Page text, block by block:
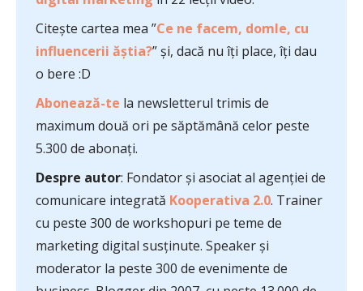
Citește cartea mea ”Ce ne facem, domle, cu
influencerii ăștia?” și, dacă nu îți place, îți dau
o bere :D
Abonează-te la newsletterul trimis de
maximum două ori pe săptămână celor peste
5.300 de abonați.
Despre autor: Fondator și asociat al agenției de
comunicare integrată Kooperativa 2.0. Trainer
cu peste 300 de workshopuri pe teme de
marketing digital susținute. Speaker și
moderator la peste 300 de evenimente de